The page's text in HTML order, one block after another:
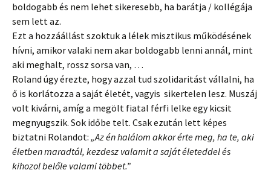
boldogabb és nem lehet sikeresebb, ha barátja / kollégája
sem lett az.
Ezt a hozzáállást szoktuk a lélek misztikus működésének
hívni, amikor valaki nem akar boldogabb lenni annál, mint
aki meghalt, rossz sorsa van, …
Roland úgy érezte, hogy azzal tud szolidaritást vállalni, ha
ő is korlátozza a saját életét, vagyis sikertelen lesz. Muszáj
volt kivárni, amíg a megölt fiatal férfi lelke egy kicsit
megnyugszik. Sok időbe telt. Csak ezután lett képes
biztatni Rolandot: „Az én halálom akkor érte meg, ha te, aki
életben maradtál, kezdesz valamit a saját életeddel és
kihozol belőle valami többet.”